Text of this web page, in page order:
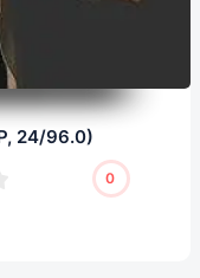
24/96.0)
0